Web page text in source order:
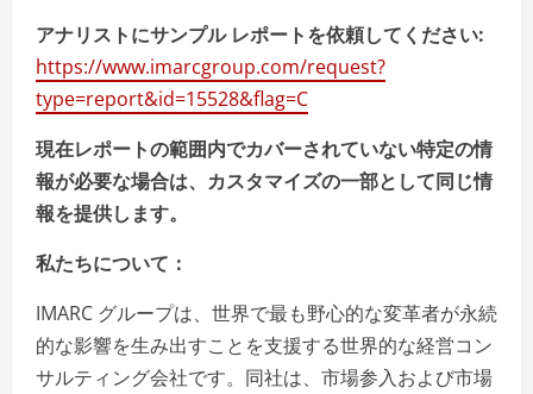
アナリストにサンプル レポートを依頼してください:
https://www.imarcgroup.com/request?
type=report&id=15528&flag=C
現在レポートの範囲内でカバーされていない特定の情
報が必要な場合は、カスタマイズの一部として同じ情
報を提供します。
私たちについて：
IMARC グループは、世界で最も野心的な変革者が永続
的な影響を生み出すことを支援する世界的な経営コン
サルティング会社です。同社は、市場参入および市場